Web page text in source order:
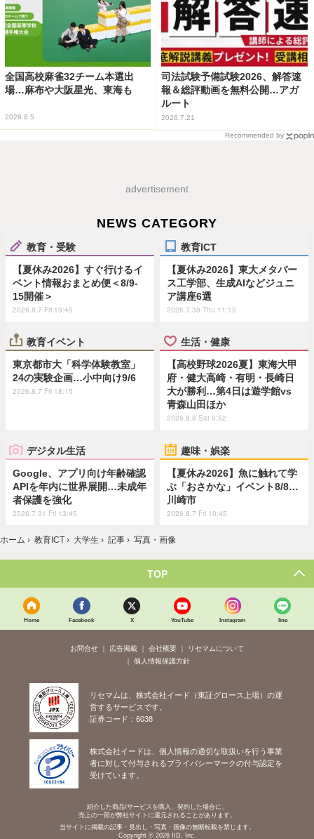
全国高校麻雀32チーム本選出
場…麻布や大阪星光、東海も
2026.8.5
司法試験予備試験2026、解答速
報＆総評動画を無料公開…アガ
ルート
2026.7.21
Recommended by
advertisement
NEWS CATEGORY
教育・受験
【夏休み2026】すぐ行けるイ
ベント情報おまとめ便＜8/9-
15開催＞
2026.8.7 Fri 19:45
教育ICT
【夏休み2026】東大メタバー
ス工学部、生成AIなどジュニ
ア講座6選
2026.7.30 Thu 11:15
教育イベント
東京都市大「科学体験教室」
24の実験企画…小中向け9/6
2026.8.7 Fri 18:15
生活・健康
【高校野球2026夏】東海大甲
府・健大高崎・有明・長崎日
大が勝利…第4日は遊学館vs
青森山田ほか
2026.8.8 Sat 9:52
デジタル生活
Google、アプリ向け年齢確認
APIを年内に世界展開…未成年
者保護を強化
2026.7.31 Fri 13:45
趣味・娯楽
【夏休み2026】魚に触れて学
ぶ「おさかな」イベント8/8…
川崎市
2026.8.7 Fri 10:45
ホーム › 教育ICT › 大学生 › 記事 › 写真・画像
TOP
Home Facebook X YouTube Instagram line
お問合せ 広告掲載 会社概要
リセマムについて
個人情報保護方針
リセマムは、株式会社イード（東証グロース上場）の運
営するサービスです。
証券コード：6038
株式会社イードは、個人情報の適切な取扱いを行う事業
者に対して付与されるプライバシーマークの付与認定を
受けています。
紹介した商品/サービスを購入、契約した場合に、
売上の一部が弊社サイトに還元されることがあります。
当サイトに掲載の記事・見出し・写真・画像の無断転載を禁じます。
Copyright © 2026 IID, Inc.